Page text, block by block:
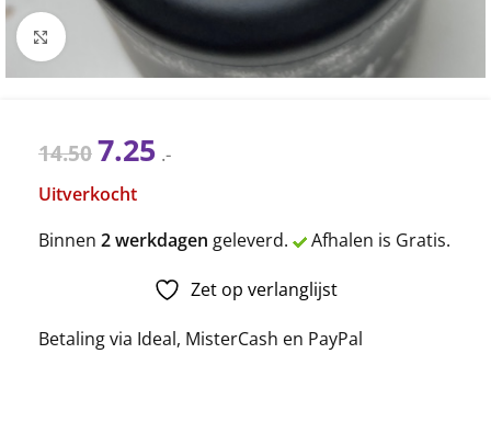
Click to enlarge
14.50 7.25 .-
Uitverkocht
Binnen 2 werkdagen geleverd. Afhalen is Gratis.
Zet op verlanglijst
Betaling via Ideal, MisterCash en PayPal